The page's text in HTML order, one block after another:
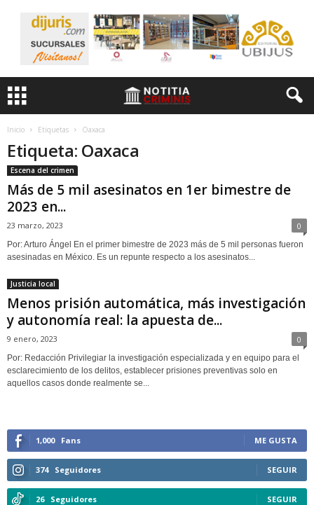
Inicio Etiquetas Oaxaca
Etiqueta: Oaxaca
Escena del crimen
Más de 5 mil asesinatos en 1er bimestre de
2023 en...
23 marzo, 2023 0
Por: Arturo Ángel En el primer bimestre de 2023 más de 5 mil personas fueron
asesinadas en México. Es un repunte respecto a los asesinatos...
Justicia local
Menos prisión automática, más investigación
y autonomía real: la apuesta de...
9 enero, 2023 0
Por: Redacción Privilegiar la investigación especializada y en equipo para el
esclarecimiento de los delitos, establecer prisiones preventivas solo en
aquellos casos donde realmente se...
1,000 Fans ME GUSTA
374 Seguidores SEGUIR
26 Seguidores SEGUIR